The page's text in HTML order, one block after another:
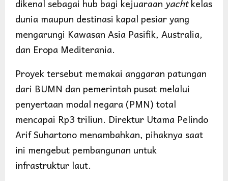
dikenal sebagai hub bagi kejuaraan yachtkelas
dunia maupun destinasi kapal pesiar yang
mengarungi Kawasan Asia Pasifik, Australia,
dan Eropa Mediterania.
Proyek tersebut memakai anggaran patungan
dari BUMN dan pemerintah pusat melalui
penyertaan modal negara (PMN) total
mencapai Rp3 triliun. Direktur Utama Pelindo
Arif Suhartono menambahkan, pihaknya saat
ini mengebut pembangunan untuk
infrastruktur laut.